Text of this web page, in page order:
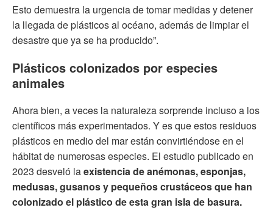
Esto demuestra la urgencia de tomar medidas y detener
la llegada de plásticos al océano, además de limpiar el
desastre que ya se ha producido”.
Plásticos colonizados por especies
animales
Ahora bien, a veces la naturaleza sorprende incluso a los
científicos más experimentados. Y es que estos residuos
plásticos en medio del mar están convirtiéndose en el
hábitat de numerosas especies. El estudio publicado en
2023 desveló laexistencia de anémonas, esponjas,
medusas, gusanos y pequeños crustáceos que han
colonizado el plástico de esta gran isla de basura.